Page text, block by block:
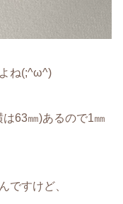
ね(;^ω^)
63㎜)あるので1㎜
ですけど、